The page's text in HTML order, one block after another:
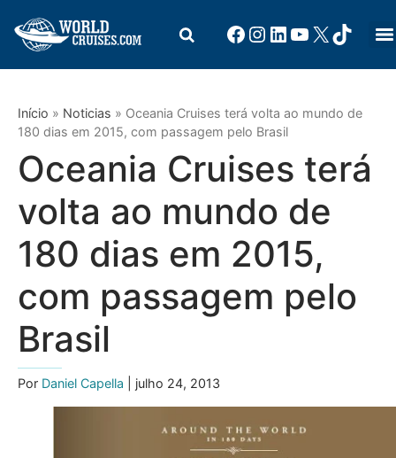
Início » Noticias » Oceania Cruises terá volta ao mundo de
180 dias em 2015, com passagem pelo Brasil
Oceania Cruises terá
volta ao mundo de
180 dias em 2015,
com passagem pelo
Brasil
Por Daniel Capella | julho 24, 2013